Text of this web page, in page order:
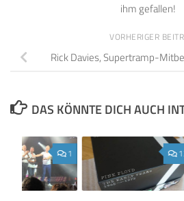
ihm gefallen!
VORHERIGER
Rick Davies, Supertramp-
DAS KÖNNTE DICH AUCH
1